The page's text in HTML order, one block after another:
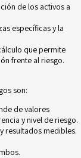
de los activos a
específicas y la
que permite
frente al riesgo.
son:
de valores
y nivel de riesgo.
resultados medibles.